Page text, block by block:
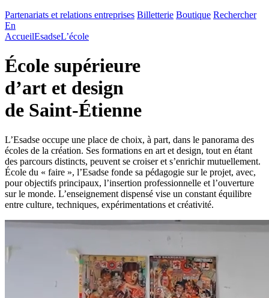
Partenariats et relations entreprises Billetterie Boutique Rechercher
En
AccueilEsadseL’école
École supérieure
d’art et design
de Saint-Étienne
L’Esadse occupe une place de choix, à part, dans le panorama des
écoles de la création. Ses formations en art et design, tout en étant
des parcours distincts, peuvent se croiser et s’enrichir mutuellement.
École du « faire », l’Esadse fonde sa pédagogie sur le projet, avec,
pour objectifs principaux, l’insertion professionnelle et l’ouverture
sur le monde. L’enseignement dispensé vise un constant équilibre
entre culture, techniques, expérimentations et créativité.